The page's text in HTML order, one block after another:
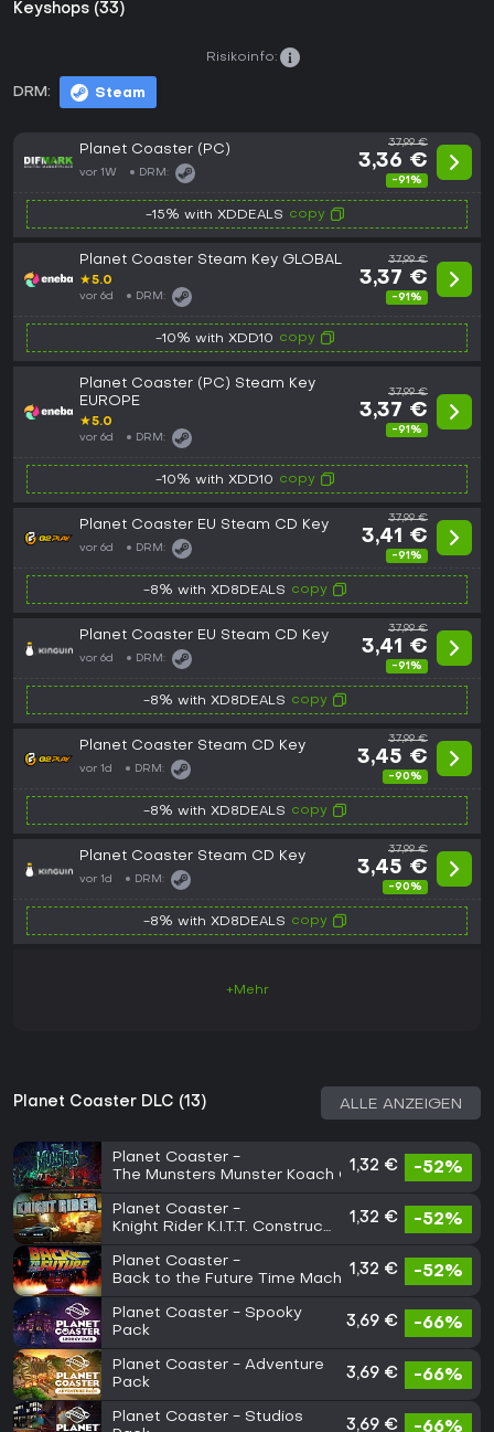
Keyshops (33)
DRM: Steam
Risikoinfo:
Planet Coaster (PC)
vor 1W DRM:
37,99 €
3,36 €
-91%
-15% with XDDEALS copy
Planet Coaster Steam Key GLOBAL
★5.0
vor 6d DRM:
37,99 €
3,37 €
-91%
-10% with XDD10 copy
Planet Coaster (PC) Steam Key
EUROPE
★5.0
vor 6d DRM:
37,99 €
3,37 €
-91%
-10% with XDD10 copy
Planet Coaster EU Steam CD Key
vor 6d DRM:
37,99 €
3,41 €
-91%
-8% with XD8DEALS copy
Planet Coaster EU Steam CD Key
vor 6d DRM:
37,99 €
3,41 €
-91%
-8% with XD8DEALS copy
Planet Coaster Steam CD Key
vor 1d DRM:
37,99 €
3,45 €
-90%
-8% with XD8DEALS copy
Planet Coaster Steam CD Key
vor 1d DRM:
37,99 €
3,45 €
-90%
-8% with XD8DEALS copy
+Mehr
Planet Coaster DLC (13) ALLE ANZEIGEN
Planet Coaster -
The Munsters Munster Koach Construction Kit
1,32 € -52%
Planet Coaster -
Knight Rider K.I.T.T. Construction
1,32 € -52%
Planet Coaster -
Back to the Future Time Machine Construction Kit
1,32 € -52%
Planet Coaster - Spooky
Pack
3,69 € -66%
Planet Coaster - Adventure
Pack
3,69 € -66%
Planet Coaster - Studios
3,69 € -66%